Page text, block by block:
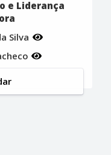
e Liderança
Silva